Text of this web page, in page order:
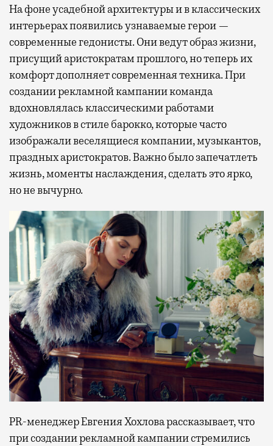
На фоне усадебной архитектуры и в классических
интерьерах появились узнаваемые герои —
современные гедонисты. Они ведут образ жизни,
присущий аристократам прошлого, но теперь их
комфорт дополняет современная техника. При
создании рекламной кампании команда
вдохновлялась классическими работами
художников в стиле барокко, которые часто
изображали веселящиеся компании, музыкантов,
праздных аристократов. Важно было запечатлеть
жизнь, моменты наслаждения, сделать это ярко,
но не вычурно.
PR-менеджер Евгения Хохлова рассказывает, что
при создании рекламной кампании стремились